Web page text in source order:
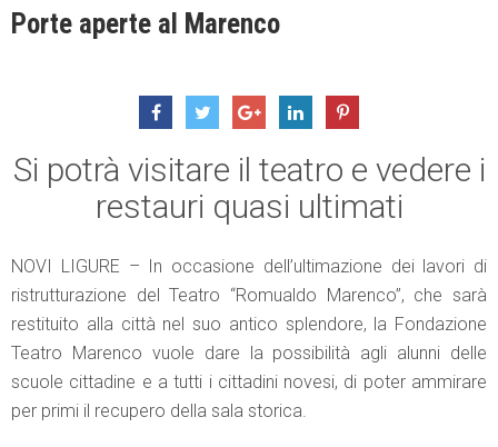
Porte aperte al Marenco
Si potrà visitare il teatro e vedere i
restauri quasi ultimati
NOVI LIGURE – In occasione dell’ultimazione dei lavori di
ristrutturazione del Teatro “Romualdo Marenco”, che sarà
restituito alla città nel suo antico splendore, la Fondazione
Teatro Marenco vuole dare la possibilità agli alunni delle
scuole cittadine e a tutti i cittadini novesi, di poter ammirare
per primi il recupero della sala storica.